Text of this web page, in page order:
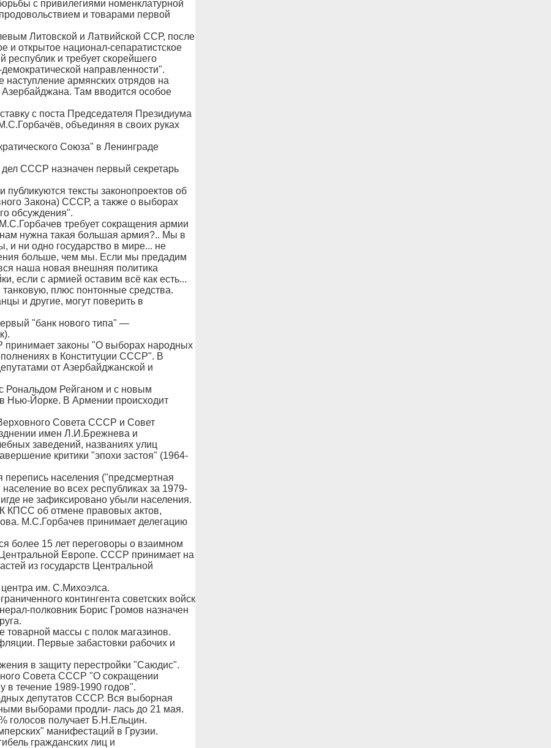
с привилегиями номенклатурной
и товарами первой
Литовской и Латвийской ССР, после
и открытое национал-сепаратистское
республик и требует скорейшего
направленности".
армянских отрядов на
Там вводится особое
с поста Председателя Президиума
объединяя в своих руках
Союза" в Ленинграде
СССР назначен первый секретарь
тексты законопроектов об
Закона) СССР, а также о выборах
обсуждения".
требует сокращения армии
нужна такая большая армия?.. Мы в
ни одно государство в мире... не
больше, чем мы. Если мы предадим
наша новая внешняя политика
если с армией оставим всё как есть...
плюс понтонные средства.
и другие, могут поверить в
"банк нового типа" —
законы "О выборах народных
в Конституции СССР". В
от Азербайджанской и
Рональдом Рейганом и с новым
Йорке. В Армении происходит
Совета СССР и Совет
имен Л.И.Брежнева и
заведений, названиях улиц
критики "эпохи застоя" (1964-
населения ("предсмертная
во всех республиках за 1979-
не зафиксировано убыли населения.
КПСС об отмене правовых актов,
М.С.Горбачев принимает делегацию
более 15 лет переговоры о взаимном
Европе. СССР принимает на
из государств Центральной
им. С.Михоэлса.
контингента советских войск
полковник Борис Громов назначен
массы с полок магазинов.
Первые забастовки рабочих и
в защиту перестройки "Саюдис".
Совета СССР "О сокращении
течение 1989-1990 годов".
депутатов СССР. Вся выборная
выборами продли- лась до 21 мая.
голосов получает Б.Н.Ельцин.
манифестаций в Грузии.
гражданских лиц и